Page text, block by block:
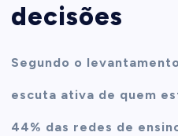
decisões
Segundo o
escuta ativa de quem
44% das redes de